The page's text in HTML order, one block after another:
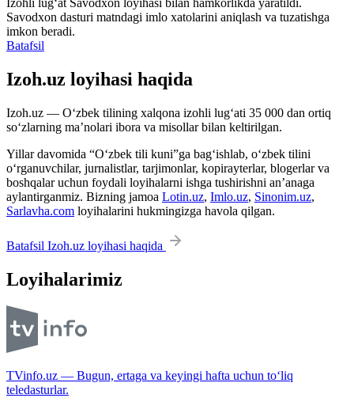
Savodxon dasturi matndagi imlo xatolarini aniqlash va tuzatishga
imkon beradi.
Batafsil
Izoh.uz loyihasi haqida
Izoh.uz — O‘zbek tilining xalqona izohli lug‘ati 35 000 dan ortiq
so‘zlarning ma’nolari ibora va misollar bilan keltirilgan.
Yillar davomida “O‘zbek tili kuni”ga bag‘ishlab, o‘zbek tilini
o‘rganuvchilar, jurnalistlar, tarjimonlar, kopirayterlar, blogerlar va
boshqalar uchun foydali loyihalarni ishga tushirishni an’anaga
aylantirganmiz. Bizning jamoa Lotin.uz, Imlo.uz, Sinonim.uz,
Sarlavha.com loyihalarini hukmingizga havola qilgan.
Batafsil Izoh.uz loyihasi haqida
Loyihalarimiz
TVinfo.uz — Bugun, ertaga va keyingi hafta uchun to‘liq
teledasturlar.